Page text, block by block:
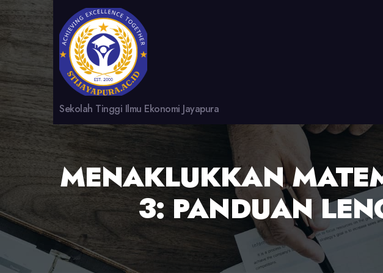
Sekolah Tinggi Ilmu Ekonomi Jayapura
MENAKLUKKAN
3: PANDUAN